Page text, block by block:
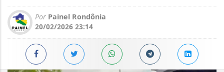
Por Painel Rondônia
20/02/2026 23:14